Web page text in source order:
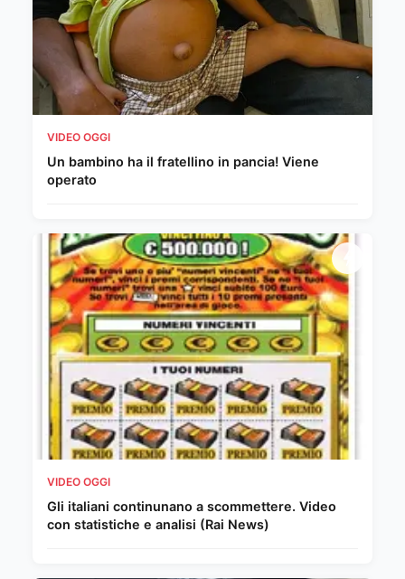
VIDEO OGGI
Un bambino ha il fratellino in pancia! Viene
operato
VIDEO OGGI
Gli italiani continunano a scommettere. Video
con statistiche e analisi (Rai News)